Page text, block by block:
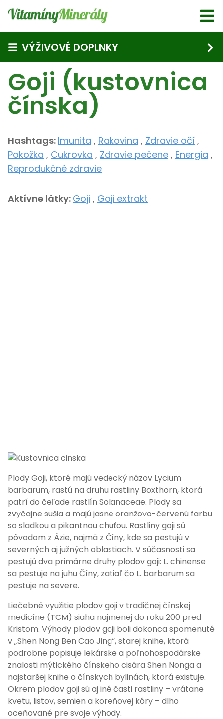
VÝŽIVOVÉ DOPLNKY
Goji (kustovnica
čínska)
Hashtags: Imunita , Rakovina , Zdravie očí ,
Pokožka , Cukrovka , Zdravie pečene , Energia ,
Reprodukčné zdravie
Aktívne látky: Goji , Goji extrakt
Plody Goji, ktoré majú vedecký názov Lycium
barbarum, rastú na druhu rastliny Boxthorn, ktorá
patrí do čeľade rastlín Solanaceae. Plody sa
zvyčajne sušia a majú jasne oranžovo-červenú farbu
so sladkou a pikantnou chuťou. Rastliny goji sú
pôvodom z Ázie, najmä z Číny, kde sa pestujú v
severných aj južných oblastiach. V súčasnosti sa
pestujú dva primárne druhy plodov goji: L. chinense
sa pestuje na juhu Číny, zatiaľ čo L. barbarum sa
pestuje na severe.
Liečebné využitie plodov goji v tradičnej čínskej
medicíne (TCM) siaha najmenej do roku 200 pred
Kristom. Výhody plodov goji boli dokonca spomenuté
v „Shen Nong Ben Cao Jing“, starej knihe, ktorá
podrobne popisuje lekárske a poľnohospodárske
znalosti mýtického čínskeho cisára Shen Nonga a
najstaršej knihe o čínskych bylinách, ktorá existuje.
Okrem plodov goji sú aj iné časti rastliny – vrátane
kvetu, listov, semien a koreňovej kôry – dlho
oceňované pre svoje výhody.